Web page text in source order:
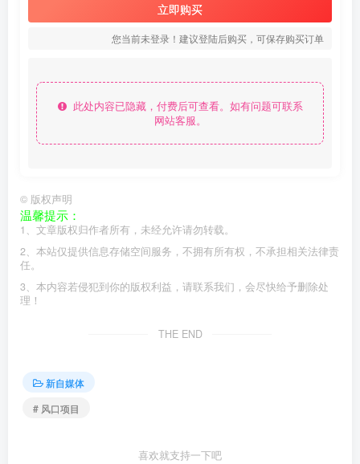
立即购买
您当前未登录！建议登陆后购买，可保存购买订单
此处内容已隐藏，付费后可查看。如有问题可联系
网站客服。
© 版权声明
温馨提示：
1、文章版权归作者所有，未经允许请勿转载。
2、本站仅提供信息存储空间服务，不拥有所有权，不承担相关法律责
任。
3、本内容若侵犯到你的版权利益，请联系我们，会尽快给予删除处
理！
THE END
新自媒体
# 风口项目
喜欢就支持一下吧